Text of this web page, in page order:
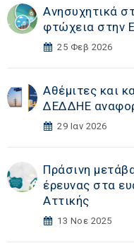
Ανησυχητικά
φτώχεια στην
25 Φεβ 2026
Αθέμιτες και
ΔΕΔΔΗΕ
29 Ιαν 2026
Πράσινη
έρευνας στα
Αττικής
13 Νοε 2025